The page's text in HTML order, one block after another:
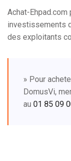
Achat-
investissements
des exploitants
» Pour
DomusVi,
au 01 85 09